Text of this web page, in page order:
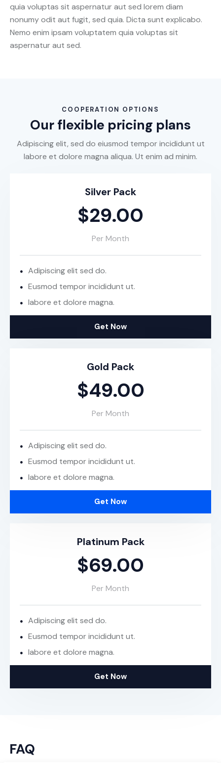
quia voluptas sit aspernatur aut sed lorem diam
nonumy odit aut fugit, sed quia. Dicta sunt explicabo.
Nemo enim ipsam voluptatem quia voluptas sit
aspernatur aut sed.
COOPERATION OPTIONS
Our flexible pricing plans
Adipiscing elit, sed do eiusmod tempor incididunt ut
labore et dolore magna aliqua. Ut enim ad minim.
Silver Pack
$29.00
Per Month
Adipiscing elit sed do.
Eusmod tempor incididunt ut.
labore et dolore magna.
Get Now
Gold Pack
$49.00
Per Month
Adipiscing elit sed do.
Eusmod tempor incididunt ut.
labore et dolore magna.
Get Now
Platinum Pack
$69.00
Per Month
Adipiscing elit sed do.
Eusmod tempor incididunt ut.
labore et dolore magna.
Get Now
FAQ